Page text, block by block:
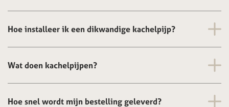
Hoe installeer ik een dikwandige kachelpijp?
Wat doen kachelpijpen?
Hoe snel wordt mijn bestelling geleverd?